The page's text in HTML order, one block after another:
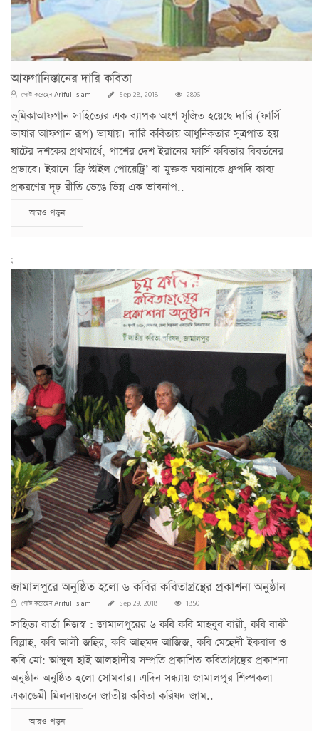
আফগানিস্তানের দারি কবিতা
পোস্ট করেছেনAriful Islam Sep 28, 2018 2896
ভূমিকাআফগান সাহিত্যের এক ব্যাপক অংশ সৃজিত হয়েছে দারি (ফার্সি
ভাষার আফগান রূপ) ভাষায়। দারি কবিতায় আধুনিকতার সূত্রপাত হয়
ষাটের দশকের প্রথমার্ধে, পাশের দেশ ইরানের ফার্সি কবিতার বিবর্তনের
প্রভাবে। ইরানে ‘ফ্রি স্টাইল পোয়েট্রি’ বা মুক্তক ঘরানাকে ধ্রুপদি কাব্য
প্রকরণের দৃঢ় রীতি ভেঙে ভিন্ন এক ভাবনাপ..
আরও পড়ুন
;
জামালপুরে অনুষ্ঠিত হলো ৬ কবির কবিতাগ্রন্থের প্রকাশনা অনুষ্ঠান
পোস্ট করেছেনAriful Islam Sep 29, 2018 1850
সাহিত্য বার্তা নিজস্ব : জামালপুরের ৬ কবি কবি মাহবুব বারী, কবি বাকী
বিল্লাহ, কবি আলী জহির, কবি আহমদ আজিজ, কবি মেহেদী ইকবাল ও
কবি মো: আব্দুল হাই আলহাদীর সম্প্রতি প্রকাশিত কবিতাগ্রন্থের প্রকাশনা
অনুষ্ঠান অনুষ্ঠিত হলো সোমবার। এদিন সন্ধ্যায় জামালপুর শিল্পকলা
একাডেমী মিলনায়তনে জাতীয় কবিতা করিষদ জাম..
আরও পড়ুন